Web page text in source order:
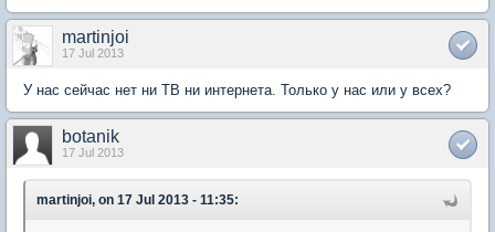
martinjoi
17 Jul 2013
У нас сейчас нет ни ТВ ни интернета. Только у нас или у всех?
botanik
17 Jul 2013
martinjoi, on 17 Jul 2013 - 11:35: